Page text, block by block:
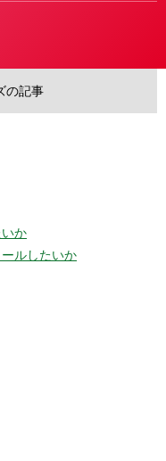
の記事
か
ルしたいか